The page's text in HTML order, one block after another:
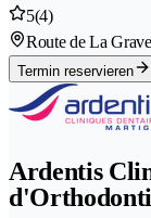
5(4)
Route de La
Termin reservieren
Ardentis